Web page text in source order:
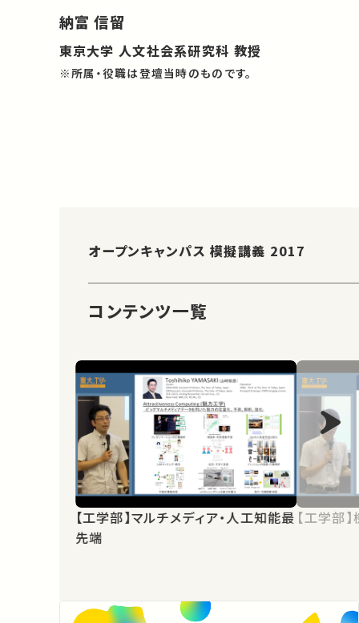
納富 信留
東京大学 人文社会系研究科 教授
※所属・役職は登壇当時のものです。
オープンキャンパス 模擬講義 2017
コンテンツ一覧
【工学部】マルチメディア・人工知能最
先端
【工学部